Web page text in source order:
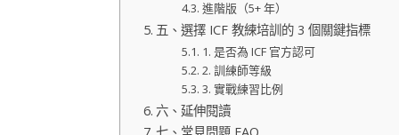
進階版（5+ 年）
五、選擇 ICF 教練培訓的 3 個關鍵指標
1. 是否為 ICF 官方認可
2. 訓練師等級
3. 實戰練習比例
六、延伸閱讀